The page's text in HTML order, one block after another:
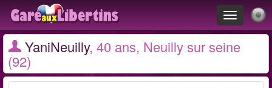
Toggle
navigation
YaniNeuilly, 40 ans, Neuilly sur seine
(92)